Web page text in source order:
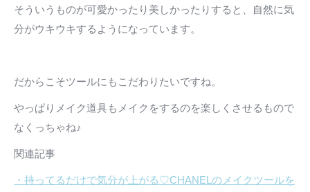
そういうものが可愛かったり美しかったりすると、自然に気
分がウキウキするようになっています。
だからこそツールにもこだわりたいですね。
やっぱりメイク道具もメイクをするのを楽しくさせるもので
なくっちゃね♪
関連記事
・持ってるだけで気分が上がる♡CHANELのメイクツールを